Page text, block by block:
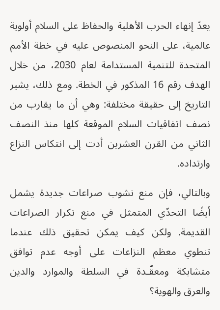
يعدّ إنهاء الحرب الأهلية والحفاظ على السلام أولوية
عالمية، على النحو المنصوص عليه في خطة الأمم
المتحدة للتنمية المستدامة لعام 2030، من خلال
الهدف رقم 16 المذكور في الخطة. ومع ذلك، يشير
التاريخ إلى حقيقة مختلفة: وهي أن ما يقارب من
نصف اتفاقيات السلام الموقعة كلها منذ النصف
الثاني من القرن العشرين أدت إلى انتكاس النزاع
وارتداده.
وبالتالي، فإن منع نشوب صراعات جديدة يشمل
أيضًا التحدّي المتمثل في منع تكرار الصراعات
القديمة. ولكن كيف يمكن تحقيق ذلك عندما
تنطوي معظم النزاعات على أوجه عدم توافق
متشابكة ومعقّـدة في السلطة والموارد والدين
والعرق والهوية؟